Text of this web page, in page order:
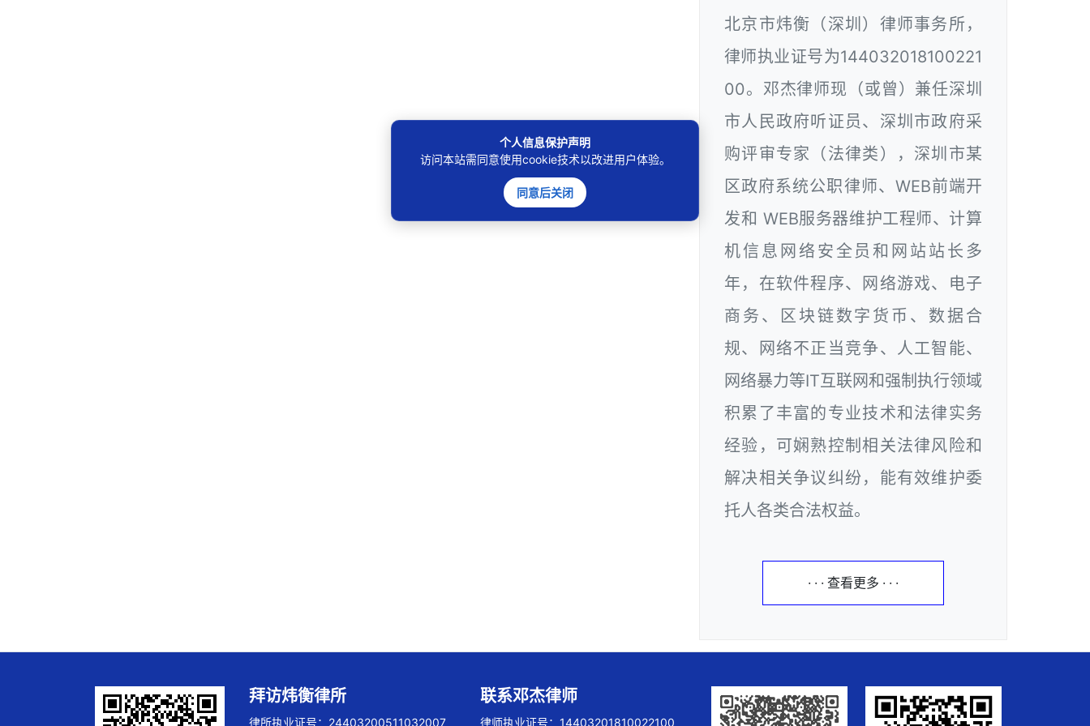
北京市炜衡（深圳）律师事务所，
律师执业证号为144032018100221
00。邓杰律师现（或曾）兼任深圳
市人民政府听证员、深圳市政府采
购评审专家（法律类），深圳市某
区政府系统公职律师、WEB前端开
发和 WEB服务器维护工程师、计算
机信息网络安全员和网站站长多
年，在软件程序、网络游戏、电子
商务、区块链数字货币、数据合
规、网络不正当竞争、人工智能、
网络暴力等IT互联网和强制执行领域
积累了丰富的专业技术和法律实务
经验，可娴熟控制相关法律风险和
解决相关争议纠纷，能有效维护委
托人各类合法权益。
· · · 查看更多 · · ·
拜访炜衡律所
律所执业证号：24403200511032007
联系邓杰律师
律师执业证号：14403201810022100
个人信息保护声明
访问本站需同意使用cookie技术以改进用户体验。
同意后关闭